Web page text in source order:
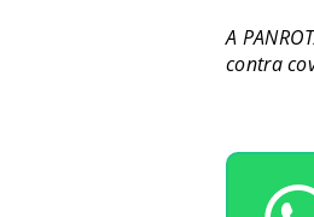
A
contra